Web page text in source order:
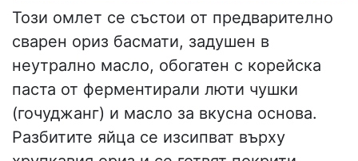
Този омлет се състои от предварително
сварен ориз басмати, задушен в
неутрално масло, обогатен с корейска
паста от ферментирали люти чушки
(гочуджанг) и масло за вкусна основа.
Разбитите яйца се изсипват върху